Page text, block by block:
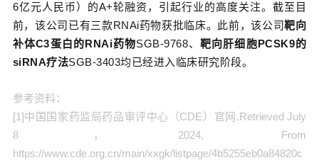
6亿元人民币）的A+轮融资 ，引起行业的高度关注。截至目
前，该公司已有三款RNAi药物获批临床。此前，该公司靶向
补体C3蛋白的RNAi药物SGB-9768、 靶向肝细胞PCSK9的
siRNA疗法SGB-3403均已经进入临床研究阶段。
参考资料：
[1]中国国家药监局药品审评中心（CDE）官网.Retrieved July
8，2024, From
https://www.cde.org.cn/main/xxgk/listpage/4b5255eb0a84820c